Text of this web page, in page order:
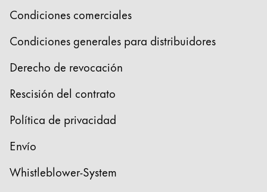
Condiciones comerciales
Condiciones generales para distribuidores
Derecho de revocación
Rescisión del contrato
Política de privacidad
Envío
Whistleblower-System